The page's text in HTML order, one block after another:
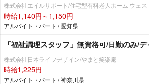
株式会社エイルサポート/住宅型有料老人ホーム ウェ
時給1,140円～1,150円
アルバイト・パート / 愛知県
「福祉調理スタッフ」無資格可/日勤のみ/
株式会社日本ライフデザイン/やまと笑楽庵
時給1,225円
アルバイト・パート / 神奈川県